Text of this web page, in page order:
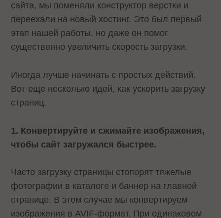
сайта, мы поменяли конструктор верстки и
переехали на новый хостинг. Это был первый
этап нашей работы, но даже он помог
существенно увеличить скорость загрузки.
Иногда лучше начинать с простых действий.
Вот еще несколько идей, как ускорить загрузку
страниц.
1. Конвертируйте и сжимайте изображения,
чтобы сайт загружался быстрее.
Часто загрузку страницы стопорят тяжелые
фотографии в каталоге и баннер на главной
странице. В этом случае мы конвертируем
изображения в AVIF-формат. При одинаковом